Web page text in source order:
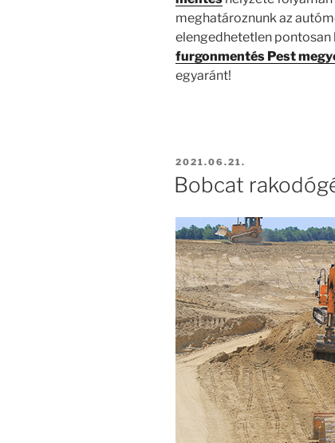
meghatároznunk az
elengedhetetlen pontosan
furgonmentés Pest
egyaránt!
BEKÜLDVE:
2021.06.21.
Bobcat